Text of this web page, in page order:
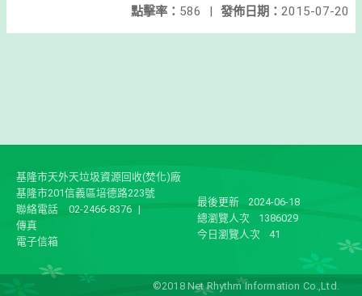
發佈日期： 2015-07-20
點擊率： 586 |
基隆市天外天垃圾資源回收(焚化)廠
基隆市201信義區培德路223號
聯絡電話
02-2466-8376 |
傳真
電子信箱
最後更新
2024-06-18
總瀏覽人次
1386029
今日瀏覽人次
41
©2018 Net Rhythm Information Co.,Ltd.